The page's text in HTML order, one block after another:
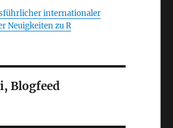
internationaler
Neuigkeiten zu R
Blogfeed